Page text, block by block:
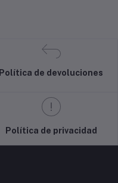
Política de devoluciones
Política de privacidad